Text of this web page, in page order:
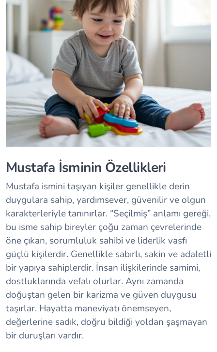
Mustafa İsminin Özellikleri
Mustafa ismini taşıyan kişiler genellikle derin
duygulara sahip, yardımsever, güvenilir ve olgun
karakterleriyle tanınırlar. “Seçilmiş” anlamı gereği,
bu isme sahip bireyler çoğu zaman çevrelerinde
öne çıkan, sorumluluk sahibi ve liderlik vasfı
güçlü kişilerdir. Genellikle sabırlı, sakin ve adaletli
bir yapıya sahiplerdir. İnsan ilişkilerinde samimi,
dostluklarında vefalı olurlar. Aynı zamanda
doğuştan gelen bir karizma ve güven duygusu
taşırlar. Hayatta maneviyatı önemseyen,
değerlerine sadık, doğru bildiği yoldan şaşmayan
bir duruşları vardır.